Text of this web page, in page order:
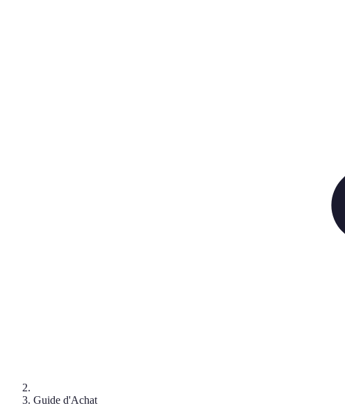
Guide d'Achat